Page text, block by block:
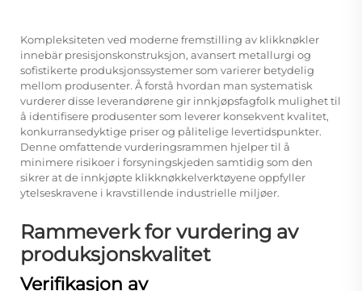
Kompleksiteten ved moderne fremstilling av klikknøkler
innebär presisjonskonstruksjon, avansert metallurgi og
sofistikerte produksjonssystemer som varierer betydelig
mellom produsenter. Å forstå hvordan man systematisk
vurderer disse leverandørene gir innkjøpsfagfolk mulighet til
å identifisere produsenter som leverer konsekvent kvalitet,
konkurransedyktige priser og pålitelige levertidspunkter.
Denne omfattende vurderingsrammen hjelper til å
minimere risikoer i forsyningskjeden samtidig som den
sikrer at de innkjøpte klikknøkkelverktøyene oppfyller
ytelseskravene i kravstillende industrielle miljøer.
Rammeverk for vurdering av
produksjonskvalitet
Verifikasjon av